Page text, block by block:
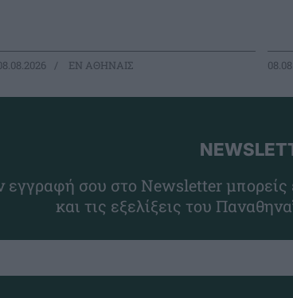
EΝ ΑΘΗΝΑΙΣ
εγγραφή σου στο Newsletter μπορείς
και τις εξελίξεις του